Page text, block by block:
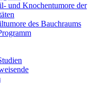
und Knochentumore der
des Bauchraums